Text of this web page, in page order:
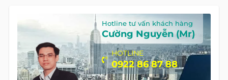
Hotline tư vấn khách hàng
Cường Nguyễn (Mr)
HOTLINE
0922 86 87 88